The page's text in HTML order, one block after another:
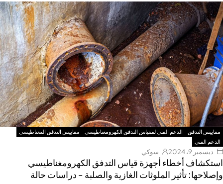
مقاييس التدفق الدعم الفني لمقياس التدفق الكهرومغناطيسي
مقاييس التدفق المغناطيسي
الدعم الفني
ديسمبر 9، 2024 سوكي
أخطاء أجهزة قياس التدفق الكهرومغناطيسي
تأثير الملوثات الغازية والصلبة - دراسات حالة